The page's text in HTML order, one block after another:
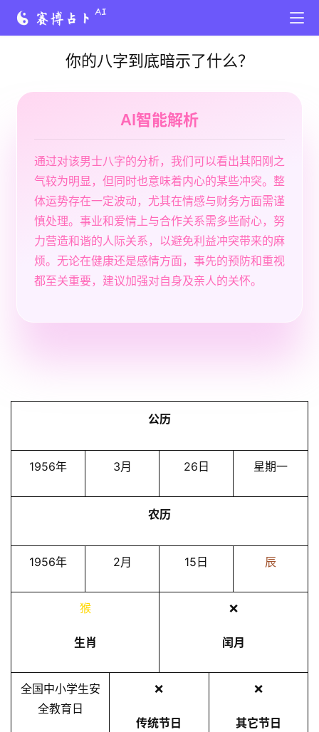
你的八字到底暗示了什么？
AI智能解析
通过对该男士八字的分析，我们可以看出其阳刚之
气较为明显，但同时也意味着内心的某些冲突。整
体运势存在一定波动，尤其在情感与财务方面需谨
慎处理。事业和爱情上与合作关系需多些耐心，努
力营造和谐的人际关系，以避免利益冲突带来的麻
烦。无论在健康还是感情方面，事先的预防和重视
都至关重要，建议加强对自身及亲人的关怀。
公历
1956年 3月 26日 星期一
农历
1956年 2月 15日 辰
猴
生肖
❌
闰月
全国中小学生安
全教育日
❌
传统节日
❌
其它节日